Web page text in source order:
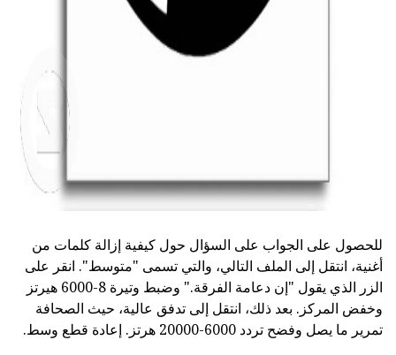
للحصول على الجواب على السؤال حول كيفية إزالة كلمات من
أغنية، انتقل إلى الملف التالي، والتي تسمى "متوسط". انقر على
الزر الذي يقول "إن دعامة الفرقة." وضبط وتيرة 8-6000 هيرتز
وخفض المركز. بعد ذلك، انتقل إلى تدفق عالية، حيث الصحافة
تمرير ما يصل وفضح تردد 6000-20000 هرتز. إعادة قطع وسط.